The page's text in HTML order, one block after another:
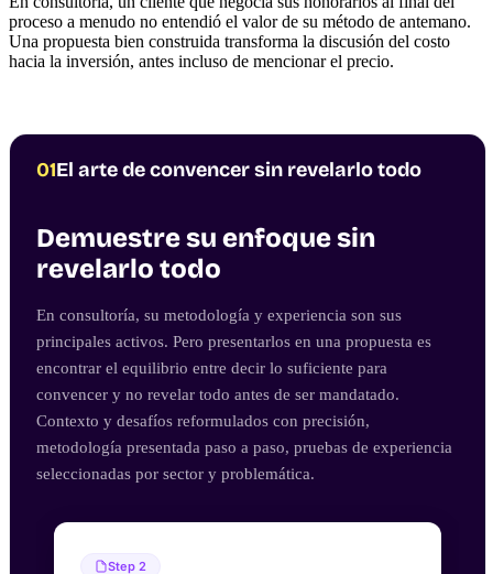
proceso a menudo no entendió el valor de su método de antemano.
Una propuesta bien construida transforma la discusión del costo
hacia la inversión, antes incluso de mencionar el precio.
01El arte de convencer sin revelarlo todo
Demuestre su enfoque sin
revelarlo todo
En consultoría, su metodología y experiencia son sus
principales activos. Pero presentarlos en una propuesta es
encontrar el equilibrio entre decir lo suficiente para
convencer y no revelar todo antes de ser mandatado.
Contexto y desafíos reformulados con precisión,
metodología presentada paso a paso, pruebas de experiencia
seleccionadas por sector y problemática.
Step 2